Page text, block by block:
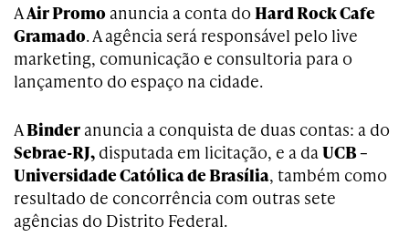
AAir Promo anuncia a conta do Hard Rock Cafe
Gramado. A agência será responsável pelo live
marketing, comunicação e consultoria para o
lançamento do espaço na cidade.
ABinder anuncia a conquista de duas contas: a do
Sebrae-RJ, disputada em licitação, e a daUCB –
Universidade Católica de Brasília, também como
resultado de concorrência com outras sete
agências do Distrito Federal.